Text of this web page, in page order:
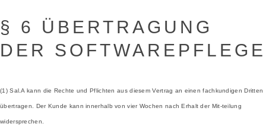
§ 6 ÜBERTRAGUNG
DER SOFTWAREPFLEGE
(1) Sal.A kann die Rechte und Pflichten aus diesem Vertrag an einen fachkundigen Dritten
übertragen. Der Kunde kann innerhalb von vier Wochen nach Erhalt der Mit-teilung
widersprechen.